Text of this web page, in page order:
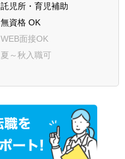
託児所・育児補助
無資格 OK
WEB面接OK
夏～秋入職可